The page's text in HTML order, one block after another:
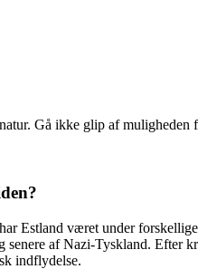
Gå ikke glip af
Estland været under
af Nazi-Tyskland. Efter
indflydelse.